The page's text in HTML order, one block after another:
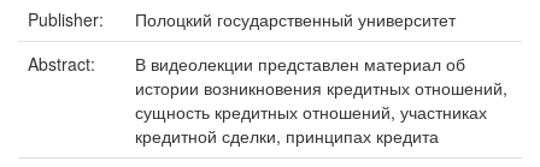
Publisher:
Полоцкий государственный университет
Abstract:
В видеолекции представлен материал об
истории возникновения кредитных отношений,
сущность кредитных отношений, участниках
кредитной сделки, принципах кредита